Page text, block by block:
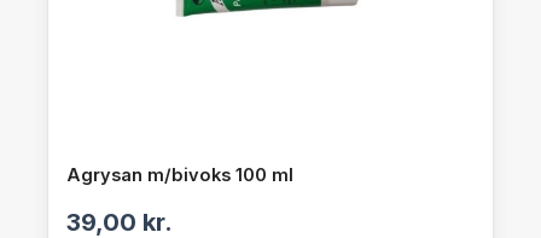
Agrysan m/bivoks 100 ml
39,00 kr.